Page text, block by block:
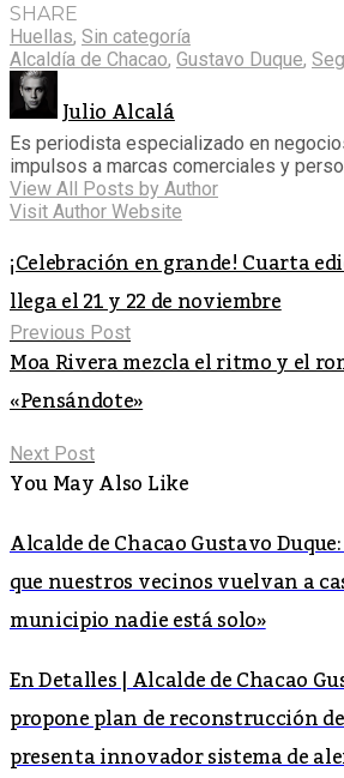
SHARE
Huellas, Sin categoría
Alcaldía de Chacao, Gustavo Duque,
Julio Alcalá
Es periodista especializado en
impulsos a marcas comerciales y
View All Posts by Author
Visit Author Website
¡Celebración en grande! Cuarta
llega el 21 y 22 de noviembre
Previous Post
Moa Rivera mezcla el ritmo y el
«Pensándote»
Next Post
You May Also Like
Alcalde de Chacao Gustavo
que nuestros vecinos vuelvan a
municipio nadie está solo»
En Detalles | Alcalde de Chacao
propone plan de reconstrucción
presenta innovador sistema de